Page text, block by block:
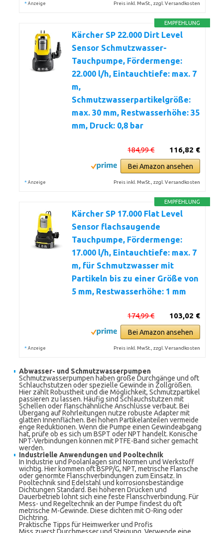
* Anzeige Preis inkl. MwSt., zzgl. Versandkosten
EMPFEHLUNG
Kärcher SP 22.000 Dirt Level
Sensor Schmutzwasser-
Tauchpumpe, Fördermenge:
22.000 l/h, Eintauchtiefe: max. 7
m,
Schmutzwasserpartikelgröße:
max. 30 mm, Restwasserhöhe: 35
mm, Druck: 0,8 bar
116,82 €
184,99 €
Bei Amazon ansehen
* Anzeige Preis inkl. MwSt., zzgl. Versandkosten
EMPFEHLUNG
Kärcher SP 17.000 Flat Level
Sensor flachsaugende
Tauchpumpe, Fördermenge:
17.000 l/h, Eintauchtiefe: max. 7
m, für Schmutzwasser mit
Partikeln bis zu einer Größe von
5 mm, Restwasserhöhe: 1 mm
103,02 €
174,99 €
Bei Amazon ansehen
* Anzeige Preis inkl. MwSt., zzgl. Versandkosten
Abwasser- und Schmutzwasserpumpen
Schmutzwasserpumpen haben große Durchgänge und oft
Schlauchstutzen oder spezielle Gewinde in Zollgrößen.
Hier zählt Robustheit und die Möglichkeit, Schmutzpartikel
passieren zu lassen. Häufig sind Schlauchstutzen mit
Schellen oder flanschähnliche Anschlüsse verbaut. Bei
Übergang auf Rohrleitungen nutze robuste Adapter mit
glatten Innenflächen. Bei hohen Partikelanteilen vermeide
enge Reduktionen. Wenn die Pumpe einen Gewindeabgang
hat, prüfe ob es sich um BSPT oder NPT handelt. Konische
NPT-Verbindungen können mit PTFE-Band sicher gemacht
werden.
Industrielle Anwendungen und Pooltechnik
In Industrie und Poolanlagen sind Normen und Werkstoff
wichtig. Hier kommen oft BSPP/G, NPT, metrische Flansche
oder genormte Flanschverbindungen zum Einsatz. In
Pooltechnik sind Edelstahl und korrosionsbeständige
Dichtungen Standard. Bei höheren Drücken und
Dauerbetrieb lohnt sich eine feste Flanschverbindung. Für
Mess- und Regeltechnik an der Pumpe findest du oft
metrische M-Gewinde. Diese dichten mit O-Ring oder
Dichtring.
Praktische Tipps für Heimwerker und Profis